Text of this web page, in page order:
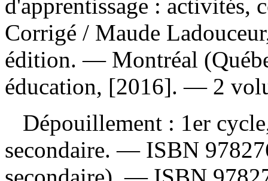
d'apprentissage : activités,
Corrigé / Maude
édition. — Montréal
éducation, [2016]. — 2
Dépouillement : 1er
secondaire. — ISBN